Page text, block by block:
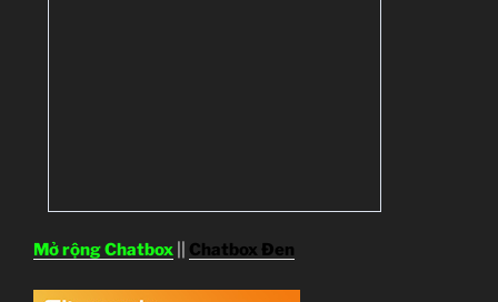
Mở rộng Chatbox Chatbox Đen